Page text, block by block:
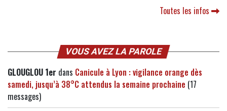
Toutes les infos
VOUS AVEZ LA PAROLE
GLOUGLOU 1er dans Canicule à Lyon : vigilance orange dès
samedi, jusqu’à 38°C attendus la semaine prochaine (17
messages)